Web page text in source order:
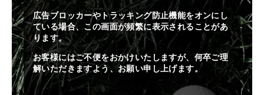
広告ブロッカーやトラッキング防止機能をオンにし
ている場合、この画面が頻繁に表示されることがあ
ります。
お客様にはご不便をおかけいたしますが、何卒ご理
解いただきますよう、お願い申し上げます。